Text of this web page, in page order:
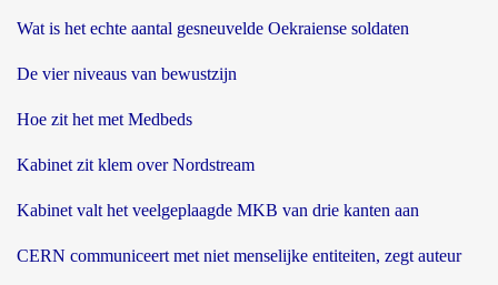
Wat is het echte aantal gesneuvelde Oekraiense soldaten
De vier niveaus van bewustzijn
Hoe zit het met Medbeds
Kabinet zit klem over Nordstream
Kabinet valt het veelgeplaagde MKB van drie kanten aan
CERN communiceert met niet menselijke entiteiten, zegt auteur